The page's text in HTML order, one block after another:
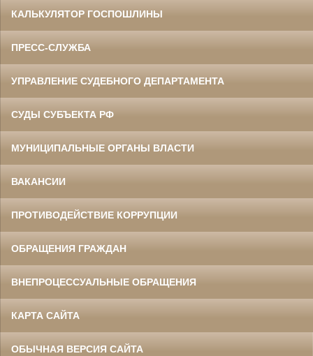
КАЛЬКУЛЯТОР ГОСПОШЛИНЫ
ПРЕСС-СЛУЖБА
УПРАВЛЕНИЕ СУДЕБНОГО ДЕПАРТАМЕНТА
СУДЫ СУБЪЕКТА РФ
МУНИЦИПАЛЬНЫЕ ОРГАНЫ ВЛАСТИ
ВАКАНСИИ
ПРОТИВОДЕЙСТВИЕ КОРРУПЦИИ
ОБРАЩЕНИЯ ГРАЖДАН
ВНЕПРОЦЕССУАЛЬНЫЕ ОБРАЩЕНИЯ
КАРТА САЙТА
ОБЫЧНАЯ ВЕРСИЯ САЙТА